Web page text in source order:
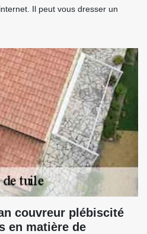
Il peut vous dresser un
couvreur plébiscité
en matière de